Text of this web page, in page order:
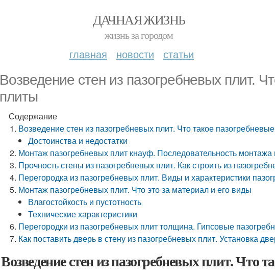
ДАЧНАЯ ЖИЗНЬ
жизнь за городом
главная новости статьи
Возведение стен из пазогребневых плит.
плиты
Содержание
Возведение стен из пазогребневых плит. Что такое
Достоинства и недостатки
Монтаж пазогребневых плит кнауф. Последовательность монтажа
Прочность стены из пазогребневых плит. Как строить из
Перегородка из пазогребневых плит. Виды и характеристики
Монтаж пазогребневых плит. Что это за материал и его виды
Влагостойкость и пустотность
Технические характеристики
Перегородки из пазогребневых плит толщина. Гипсовые
Как поставить дверь в стену из пазогребневых плит. Установка
Возведение стен из пазогребневых плит. Что